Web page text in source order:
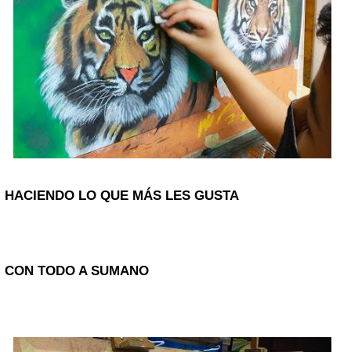
HACIENDO LO QUE MÁS LES GUSTA
CON TODO A SUMANO